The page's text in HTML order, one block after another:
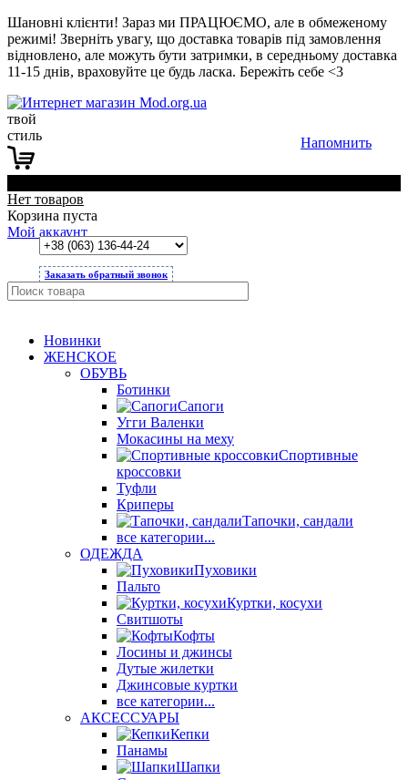
Шановні клієнти! Зараз ми ПРАЦЮЄМО, але в обмеженому
режимі! Зверніть увагу, що доставка товарів під замовлення
відновлено, але можуть бути затримки, в середньому доставка
11-15 днів, враховуйте це будь ласка. Бережіть себе <3
твой
стиль
Нет товаров
Корзина пуста
Мой аккаунт
Заказать обратный звонок
Новинки
ЖЕНСКОЕ
ОБУВЬ
Ботинки
Сапоги
Угги Валенки
Мокасины на меху
Спортивные
кроссовки
Туфли
Криперы
Тапочки, сандали
все категории...
ОДЕЖДА
Пуховики
Пальто
Куртки, косухи
Свитшоты
Кофты
Лосины и джинсы
Дутые жилетки
Джинсовые куртки
все категории...
АКСЕССУАРЫ
Кепки
Панамы
Шапки
Напомнить